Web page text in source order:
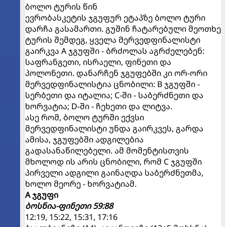
ბოლო ტურის წინ
ევრობასკეტის ჯგუფურ ეტაპზე ბოლო ტური
დარჩა გასამართი. გუშინ ჩატარებული მეოთხე
ტურის შემდეგ, ყველა მერვედფინალისტი
გაირკვა A ჯგუფში - ბრძოლას აგრძელებენ:
საფრანგეთი, ისრაელი, ფინეთი და
პოლონეთი. დანარჩენ ჯგუფებში კი ორ-ორი
მერვედფინალისტია ცნობილი: B ჯგუფში -
სერბეთი და იტალია; C-ში - საბერძნეთი და
ხორვატია; D-ში - ჩეხეთი და ლიტვა.
ასე რომ, ბოლო ტურში ექვსი
მერვედფინალისტი უნდა გაირკვეს, გარდა
ამისა, ჯგუფებში ადგილებია
გადასანაწილებელი. ამ მომენტისთვის
მხოლოდ ის არის ცნობილი, რომ C ჯგუფში
პირველი ადგილი გაინაღდა საბერძნეთმა,
ხოლო მეორე - ხორვატიამ.
A ჯგუფი
ბოსნია-ფინეთი 59:88
12:19, 15:22, 15:31, 17:16